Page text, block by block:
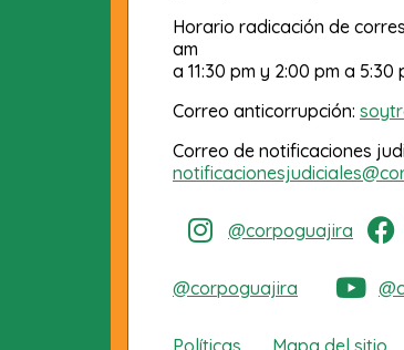
Horario radicación de
am
a 11:30 pm y 2:00 pm a
Correo anticorrupción:
Correo de notificaciones
@corpoguajira
@corpoguajira